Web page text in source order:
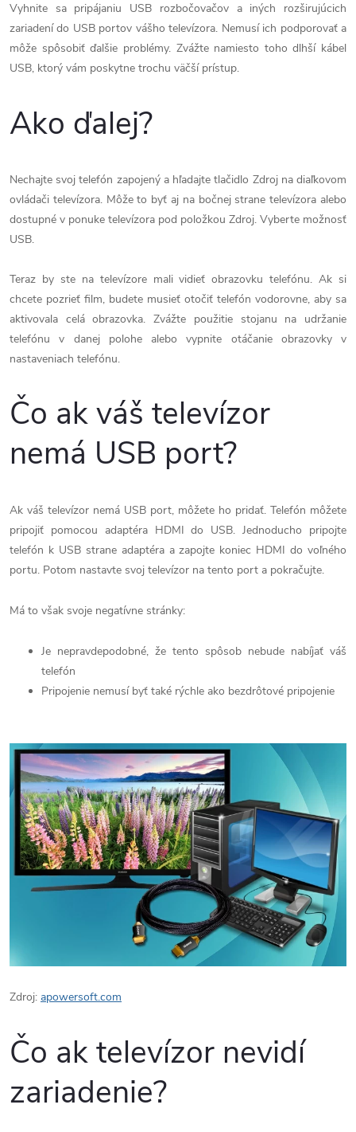
Vyhnite sa pripájaniu USB rozbočovačov a iných rozširujúcich
zariadení do USB portov vášho televízora. Nemusí ich podporovať a
môže spôsobiť ďalšie problémy. Zvážte namiesto toho dlhší kábel
USB, ktorý vám poskytne trochu väčší prístup.
Ako ďalej?
Nechajte svoj telefón zapojený a hľadajte tlačidlo Zdroj na diaľkovom
ovládači televízora. Môže to byť aj na bočnej strane televízora alebo
dostupné v ponuke televízora pod položkou Zdroj. Vyberte možnosť
USB.
Teraz by ste na televízore mali vidieť obrazovku telefónu. Ak si
chcete pozrieť film, budete musieť otočiť telefón vodorovne, aby sa
aktivovala celá obrazovka. Zvážte použitie stojanu na udržanie
telefónu v danej polohe alebo vypnite otáčanie obrazovky v
nastaveniach telefónu.
Čo ak váš televízor
nemá USB port?
Ak váš televízor nemá USB port, môžete ho pridať. Telefón môžete
pripojiť pomocou adaptéra HDMI do USB. Jednoducho pripojte
telefón k USB strane adaptéra a zapojte koniec HDMI do voľného
portu. Potom nastavte svoj televízor na tento port a pokračujte.
Má to však svoje negatívne stránky:
Je nepravdepodobné, že tento spôsob nebude nabíjať váš
telefón
Pripojenie nemusí byť také rýchle ako bezdrôtové pripojenie
Zdroj: apowersoft.com
Čo ak televízor nevidí
zariadenie?